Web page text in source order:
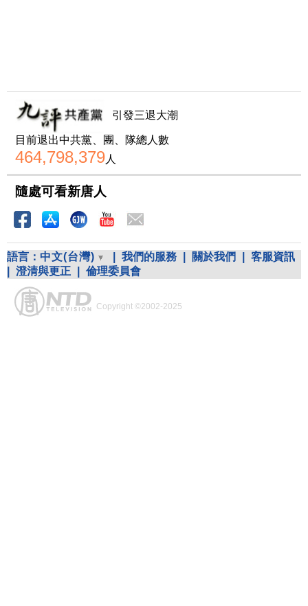
引發三退大潮
目前退出中共黨、團、隊總人數
464,798,379人
隨處可看新唐人
語言： 中文(台灣) 我們的服務 關於我們
客服資訊
澄清與更正 倫理委員會
Copyright ©2002-2025